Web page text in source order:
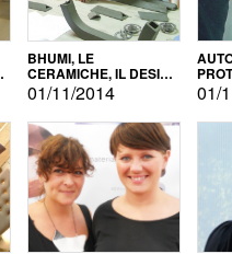
BHUMI, LE
CERAMICHE, IL DESIGN
E L'AUTOPRODUZIONE
01/11/2014 01/